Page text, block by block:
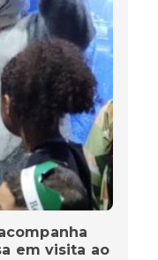
em visita ao